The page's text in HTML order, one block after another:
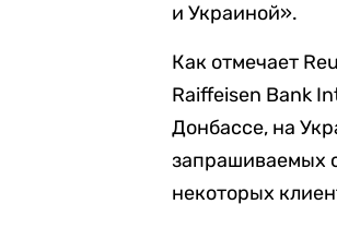
и Украиной».
Как отмечает
Raiffeisen Bank
Донбассе, на
запрашиваемых
некоторых